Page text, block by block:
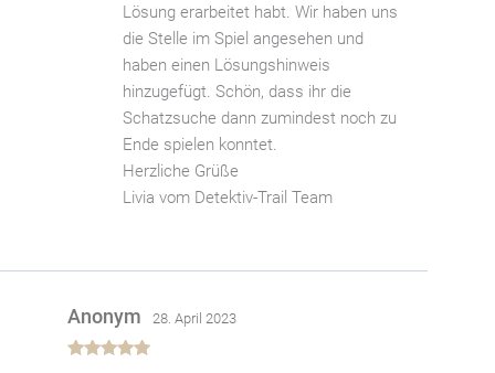
Lösung erarbeitet habt. Wir haben uns
die Stelle im Spiel angesehen und
haben einen Lösungshinweis
hinzugefügt. Schön, dass ihr die
Schatzsuche dann zumindest noch zu
Ende spielen konntet.
Herzliche Grüße
Livia vom Detektiv-Trail Team
Anonym 28. April 2023